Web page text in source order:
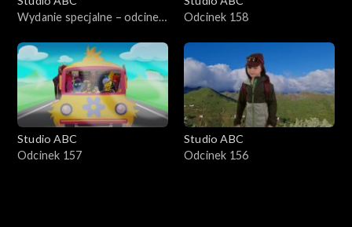
Wydanie specjalne – odcinek
Odcinek 158
Studio ABC
Odcinek 157
Studio ABC
Odcinek 156